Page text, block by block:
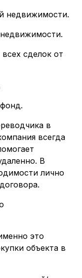
недвижимости.
сделок от
в
всегда
В
лично
это
объекта в